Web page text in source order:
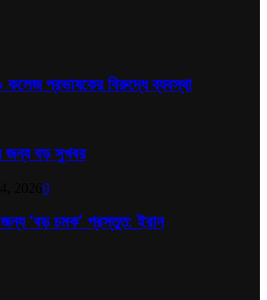
প্রভাষকের বিরুদ্ধে ব্যবস্থা
জন্য বড় সুখবর
0
জন্য ‘বড় চমক’ প্রস্তুত: ইরান